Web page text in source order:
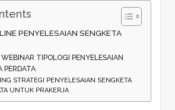
PENYELESAIAN SENGKETA
TIPOLOGI PENYELESAIAN
PERDATA
STRATEGI PENYELESAIAN SENGKETA
UNTUK PRAKERJA